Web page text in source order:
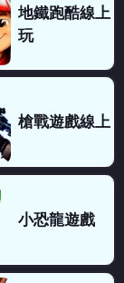
地鐵跑酷線上
玩
槍戰遊戲線上
小恐龍遊戲